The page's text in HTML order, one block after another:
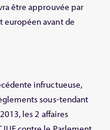
être approuvée par
européen avant de
infructueuse,
sous-tendant
les 2 affaires